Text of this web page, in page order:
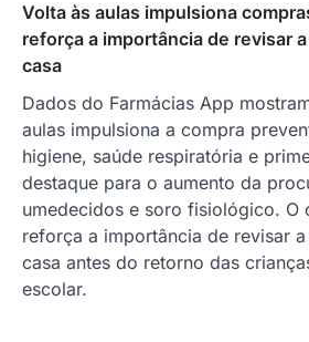
Volta às aulas impulsiona
reforça a importância de revisar
casa
Dados do Farmácias App
aulas impulsiona a compra
higiene, saúde respiratória e
destaque para o aumento da
umedecidos e soro fisiológico. O
reforça a importância de revisar
casa antes do retorno das
escolar.